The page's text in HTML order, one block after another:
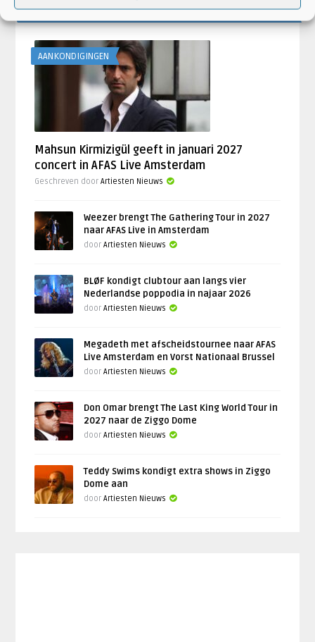
LAATSTE NIEUWS
AANKONDIGINGEN
Mahsun Kirmizigül geeft in januari 2027
concert in AFAS Live Amsterdam
Geschreven doorArtiesten Nieuws
Weezer brengt The Gathering Tour in 2027
naar AFAS Live in Amsterdam
doorArtiesten Nieuws
BLØF kondigt clubtour aan langs vier
Nederlandse poppodia in najaar 2026
doorArtiesten Nieuws
Megadeth met afscheidstournee naar AFAS
Live Amsterdam en Vorst Nationaal Brussel
doorArtiesten Nieuws
Don Omar brengt The Last King World Tour in
2027 naar de Ziggo Dome
doorArtiesten Nieuws
Teddy Swims kondigt extra shows in Ziggo
Dome aan
doorArtiesten Nieuws